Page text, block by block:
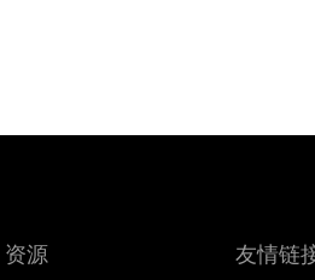
资源 友情链